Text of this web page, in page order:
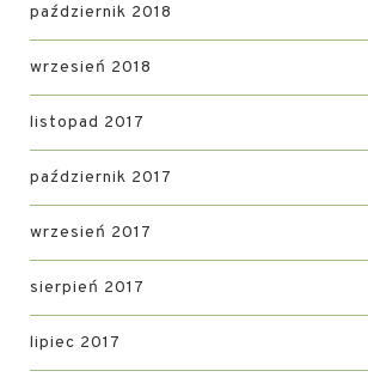
październik 2018
wrzesień 2018
listopad 2017
październik 2017
wrzesień 2017
sierpień 2017
lipiec 2017